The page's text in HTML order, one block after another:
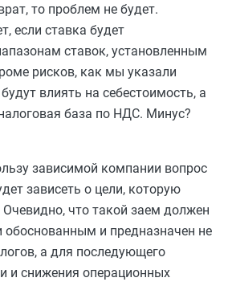
то проблем не будет.
если ставка будет
ставок, установленным
рисков, как мы указали
влиять на себестоимость, а
база по НДС. Минус?
зависимой компании вопрос
зависеть о цели, которую
что такой заем должен
и предназначен не
а для последующего
и снижения операционных